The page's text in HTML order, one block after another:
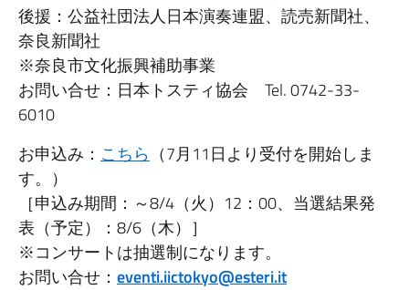
後援：公益社団法人日本演奏連盟、読売新聞社、
奈良新聞社
※奈良市文化振興補助事業
お問い合せ：日本トスティ協会 Tel. 0742-33-
6010
お申込み： こちら （7月11日より受付を開始しま
す。）
［申込み期間：～8/4（火）12：00、当選結果発
表（予定）：8/6（木）］
※コンサートは抽選制になります。
お問い合せ： eventi.iictokyo@esteri.it